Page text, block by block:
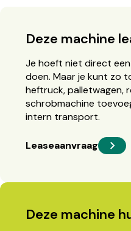
Deze machine
Je hoeft niet direct
doen. Maar je kunt zo
heftruck, palletwagen,
schrobmachine
intern transport.
Leaseaanvraag
Deze machine